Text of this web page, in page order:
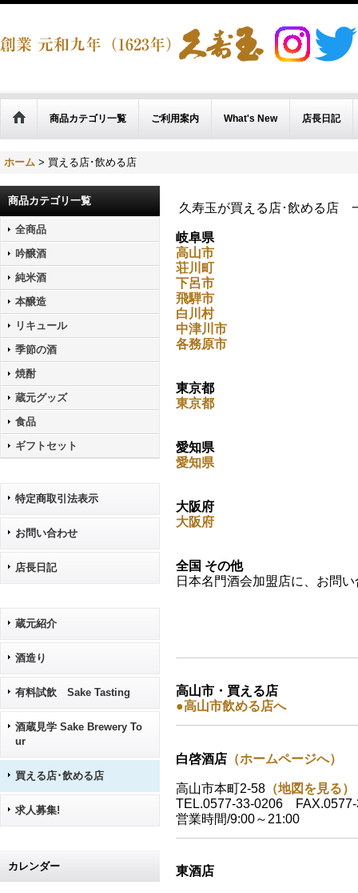
商品カテゴリ一覧 ご利用案内 What's New 店長日記
ホーム > 買える店･飲める店
商品カテゴリ一覧
全商品
吟醸酒
純米酒
本醸造
リキュール
季節の酒
焼酎
蔵元グッズ
食品
ギフトセット
特定商取引法表示
お問い合わせ
店長日記
蔵元紹介
酒造り
有料試飲 Sake Tasting
酒蔵見学 Sake Brewery To
ur
買える店･飲める店
求人募集!
カレンダー
久寿玉が買える店･飲める店
岐阜県
高山市
荘川町
下呂市
飛騨市
白川村
中津川市
各務原市
東京都
東京都
愛知県
愛知県
大阪府
大阪府
全国 その他
日本名門酒会加盟店に、お問
高山市・買える店
●高山市飲める店へ
白啓酒店 （ホームページへ）
高山市本町2-58 （地図を見る）
TEL.0577-33-0206 FAX.0577-
営業時間/9:00～21:00
東酒店